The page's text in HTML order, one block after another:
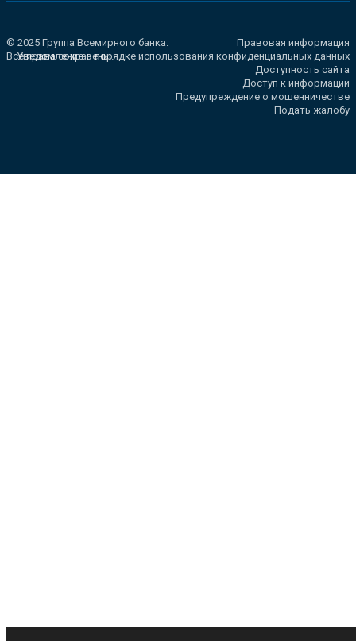
© 2025 Группа Всемирного банка.
Все права сохранены.
Правовая информация
Уведомление о порядке использования конфиденциальных данных
Доступность сайта
Доступ к информации
Предупреждение о мошенничестве
Подать жалобу